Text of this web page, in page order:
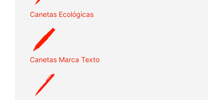
Canetas Ecológicas
Canetas Marca Texto